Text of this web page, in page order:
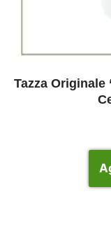
Tazza Originale